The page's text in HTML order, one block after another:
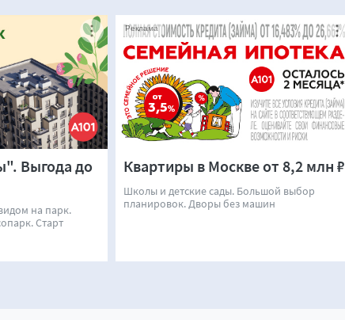
Выгода до
на парк.
Старт
Квартиры в Москве от 8,2 млн ₽
Школы и детские сады. Большой выбор
планировок. Дворы без машин
Реклама